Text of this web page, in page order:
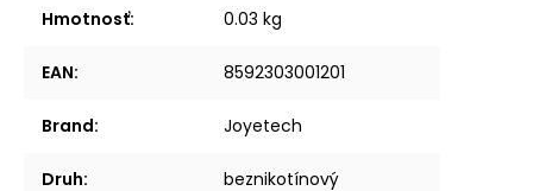
Hmotnosť: 0.03 kg
EAN: 8592303001201
Brand: Joyetech
Druh: beznikotínový